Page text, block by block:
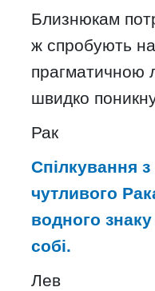
Близнюкам
ж спробують
прагматичною
швидко
Рак
Спілкування
чутливого
водного
собі.
Лев